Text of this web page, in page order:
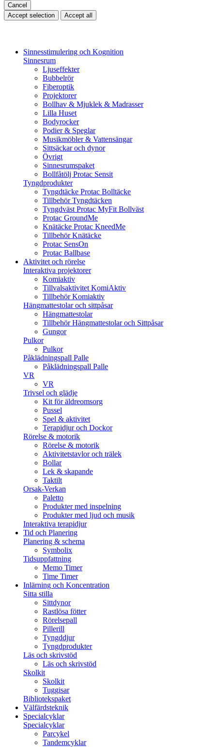
Cancel
Accept selection
Accept all
Sinnesstimulering och Kognition
Sinnesrum
Ljuseffekter
Bubbelrör
Fiberoptik
Projektorer
Bollhav & Mjuklek & Madrasser
Lilla Huset
Bodyrocker
Podier & Speglar
Musikmöbler & Vattensängar
Sittsäckar och dynor
Övrigt
Sinnesrumspaket
Bollfåtölj Protac Sensit
Tyngdprodukter
Tyngdtäcke Protac Bolltäcke
Tillbehör Tyngdtäcken
Tyngdväst Protac MyFit Bollväst
Protac GroundMe
Knätäcke Protac KneedMe
Tillbehör Knätäcke
Protac SensOn
Protac Ballbase
Aktivitet och rörelse
Interaktiva projektorer
Komiaktiv
Tillvalsaktivitet KomiAktiv
Tillbehör Komiaktiv
Hängmattestolar och sittpåsar
Hängmattestolar
Tillbehör Hängmattestolar och Sittpåsar
Gungor
Pulkor
Pulkor
Påklädningspall Palle
Påklädningspall Palle
VR
VR
Trivsel och glädje
Kit för äldreomsorg
Pussel
Spel & aktivitet
Terapidjur och Dockor
Rörelse & motorik
Rörelse & motorik
Aktivitetstavlor och trälek
Bollar
Lek & skapande
Taktilt
Orsak-Verkan
Paletto
Produkter med inspelning
Produkter med ljud och musik
Interaktiva terapidjur
Tid och Planering
Planering & schema
Symbolix
Tidsuppfattning
Memo Timer
Time Timer
Inlärning och Koncentration
Sitta stilla
Sittdynor
Rastlösa fötter
Rörelsepall
Pillerill
Tyngddjur
Tyngdprodukter
Läs och skrivstöd
Läs och skrivstöd
Skolkit
Skolkit
Tuggisar
Bibliotekspaket
Välfärdsteknik
Specialcyklar
Specialcyklar
Parcykel
Tandemcyklar